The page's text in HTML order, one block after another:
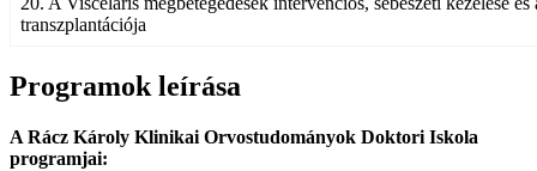
transzplantációja
Programok leírása
A Rácz Károly Klinikai Orvostudományok Doktori Iskola
programjai: